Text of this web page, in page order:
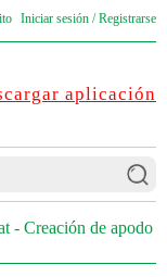
Iniciar sesión / Registrarse
aplicación
- Creación de apodo